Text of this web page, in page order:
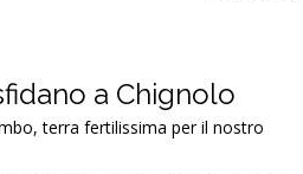
a Chignolo
terra fertilissima per il nostro